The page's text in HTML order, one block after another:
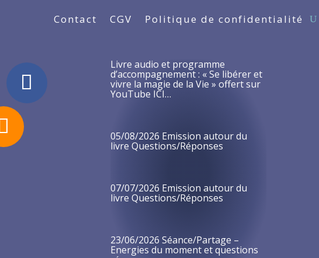
Contact CGV Politique de confidentialité
Livre audio et programme
d’accompagnement : « Se libérer et
vivre la magie de la Vie » offert sur
YouTube ICI…
05/08/2026 Emission autour du
livre Questions/Réponses
07/07/2026 Emission autour du
livre Questions/Réponses
23/06/2026 Séance/Partage –
Energies du moment et questions